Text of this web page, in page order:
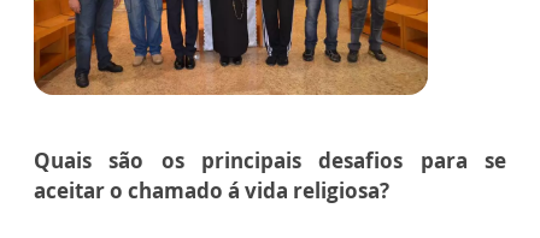
Quais são os principais desafios para se
aceitar o chamado á vida religiosa?